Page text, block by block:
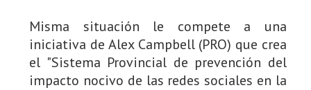
Misma situación le compete a una
iniciativa de Alex Campbell (PRO) que crea
el "Sistema Provincial de prevención del
impacto nocivo de las redes sociales en la